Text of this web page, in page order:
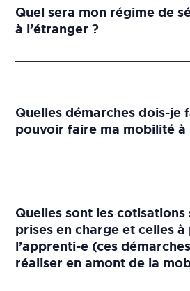
Quel sera mon régime de
à l’étranger ?
Quelles démarches dois-je
pouvoir faire ma mobilité à
Quelles sont les cotisations
prises en charge et celles à
l’apprenti-e (ces
réaliser en amont de la